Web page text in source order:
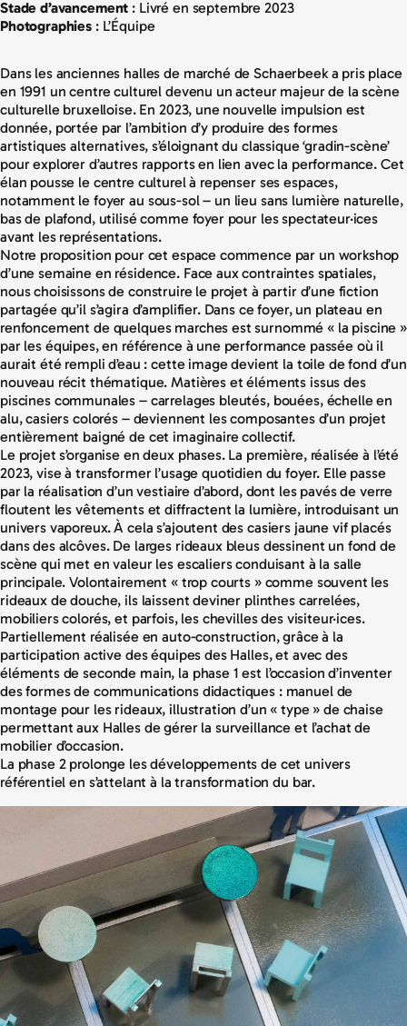
Stade d’avancement : Livré en septembre 2023
Photographies : L’Équipe
Dans les anciennes halles de marché de Schaerbeek a pris place
en 1991 un centre culturel devenu un acteur majeur de la scène
culturelle bruxelloise. En 2023, une nouvelle impulsion est
donnée, portée par l’ambition d’y produire des formes
artistiques alternatives, s’éloignant du classique ‘gradin-scène’
pour explorer d’autres rapports en lien avec la performance. Cet
élan pousse le centre culturel à repenser ses espaces,
notamment le foyer au sous-sol – un lieu sans lumière naturelle,
bas de plafond, utilisé comme foyer pour les spectateur·ices
avant les représentations.
Notre proposition pour cet espace commence par un workshop
d’une semaine en résidence. Face aux contraintes spatiales,
nous choisissons de construire le projet à partir d’une fiction
partagée qu’il s’agira d’amplifier. Dans ce foyer, un plateau en
renfoncement de quelques marches est surnommé « la piscine »
par les équipes, en référence à une performance passée où il
aurait été rempli d’eau : cette image devient la toile de fond d’un
nouveau récit thématique. Matières et éléments issus des
piscines communales – carrelages bleutés, bouées, échelle en
alu, casiers colorés – deviennent les composantes d’un projet
entièrement baigné de cet imaginaire collectif.
Le projet s’organise en deux phases. La première, réalisée à l’été
2023, vise à transformer l’usage quotidien du foyer. Elle passe
par la réalisation d’un vestiaire d’abord, dont les pavés de verre
floutent les vêtements et diffractent la lumière, introduisant un
univers vaporeux. À cela s’ajoutent des casiers jaune vif placés
dans des alcôves. De larges rideaux bleus dessinent un fond de
scène qui met en valeur les escaliers conduisant à la salle
principale. Volontairement « trop courts » comme souvent les
rideaux de douche, ils laissent deviner plinthes carrelées,
mobiliers colorés, et parfois, les chevilles des visiteur·ices.
Partiellement réalisée en auto-construction, grâce à la
participation active des équipes des Halles, et avec des
éléments de seconde main, la phase 1 est l’occasion d’inventer
des formes de communications didactiques : manuel de
montage pour les rideaux, illustration d’un « type » de chaise
permettant aux Halles de gérer la surveillance et l’achat de
mobilier d’occasion.
La phase 2 prolonge les développements de cet univers
référentiel en s’attelant à la transformation du bar.